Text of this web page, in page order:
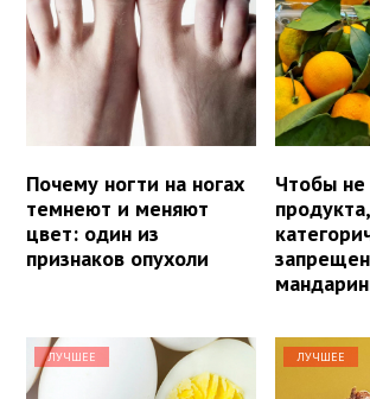
Почему ногти на ногах
темнеют и меняют
цвет: один из
признаков опухоли
Чтобы не
ЛУЧШЕЕ ЛУЧШЕЕ